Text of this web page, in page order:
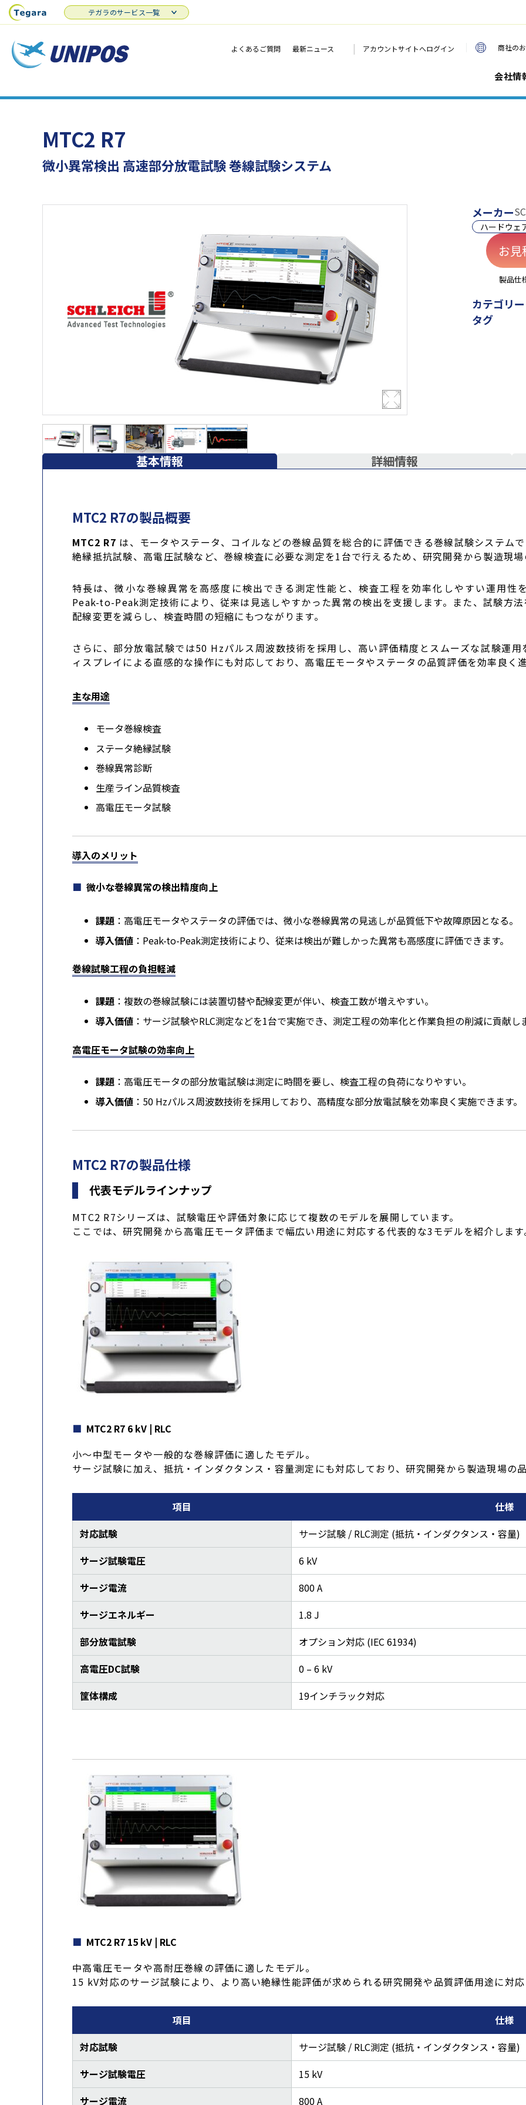
よくあるご質問 最新ニュース | アカウントサイトへログイン 商社の
会社情
テガラのサービス一覧
MTC2 R7
微小異常検出 高速部分放電試験 巻線試験システム
メーカー
ハードウェ
お
製品仕
カテゴリー
タグ
基本情報 詳細情報
MTC2 R7の製品概要
MTC2 R7 は、モータやステータ、コイルなどの巻線品質を総合的に評価できる巻線試験システム
絶縁抵抗試験、高電圧試験など、巻線検査に必要な測定を1台で行えるため、研究開発から製造現
特長は、微小な巻線異常を高感度に検出できる測定性能と、検査工程を効率化しやすい運用性
Peak-to-Peak測定技術により、従来は見逃しやすかった異常の検出を支援します。また、試験方
配線変更を減らし、検査時間の短縮にもつながります。
さらに、部分放電試験では50 Hzパルス周波数技術を採用し、高い評価精度とスムーズな試験運
ィスプレイによる直感的な操作にも対応しており、高電圧モータやステータの品質評価を効率良く
主な用途
モータ巻線検査
ステータ絶縁試験
巻線異常診断
生産ライン品質検査
高電圧モータ試験
導入のメリット
微小な巻線異常の検出精度向上
課題 ：高電圧モータやステータの評価では、微小な巻線異常の見逃しが品質低下や故障原因となる。
導入価値 ：Peak-to-Peak測定技術により、従来は検出が難しかった異常も高感度に評価できます。
巻線試験工程の負担軽減
課題 ：複数の巻線試験には装置切替や配線変更が伴い、検査工数が増えやすい。
導入価値 ：サージ試験やRLC測定などを1台で実施でき、測定工程の効率化と作業負担の削減に貢献し
高電圧モータ試験の効率向上
課題 ：高電圧モータの部分放電試験は測定に時間を要し、検査工程の負荷になりやすい。
導入価値 ：50 Hzパルス周波数技術を採用しており、高精度な部分放電試験を効率良く実施できます。
MTC2 R7の製品仕様
代表モデルラインナップ
MTC2 R7シリーズは、試験電圧や評価対象に応じて複数のモデルを展開しています。
ここでは、研究開発から高電圧モータ評価まで幅広い用途に対応する代表的な3モデルを紹介します
MTC2 R7 6 kV | RLC
小～中型モータや一般的な巻線評価に適したモデル。
サージ試験に加え、抵抗・インダクタンス・容量測定にも対応しており、研究開発から製造現場の
項目
仕様
対応試験
サージ試験 / RLC測定 (抵抗・インダクタンス・容量)
サージ試験電圧
6 kV
サージ電流
800 A
サージエネルギー
1.8 J
部分放電試験
オプション対応 (IEC 61934)
高電圧DC試験
0 – 6 kV
筐体構成
19インチラック対応
MTC2 R7 15 kV | RLC
中高電圧モータや高耐圧巻線の評価に適したモデル。
15 kV対応のサージ試験により、より高い絶縁性能評価が求められる研究開発や品質評価用途に対
項目
仕様
対応試験
サージ試験 / RLC測定 (抵抗・インダクタンス・容量)
サージ試験電圧
15 kV
サージ電流
800 A